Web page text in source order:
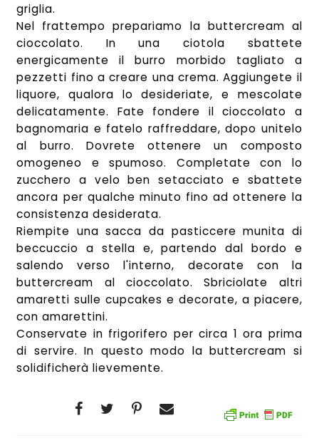
griglia.
Nel frattempo prepariamo la buttercream al
cioccolato. In una ciotola sbattete
energicamente il burro morbido tagliato a
pezzetti fino a creare una crema. Aggiungete il
liquore, qualora lo desideriate, e mescolate
delicatamente. Fate fondere il cioccolato a
bagnomaria e fatelo raffreddare, dopo unitelo
al burro. Dovrete ottenere un composto
omogeneo e spumoso. Completate con lo
zucchero a velo ben setacciato e sbattete
ancora per qualche minuto fino ad ottenere la
consistenza desiderata.
Riempite una sacca da pasticcere munita di
beccuccio a stella e, partendo dal bordo e
salendo verso l'interno, decorate con la
buttercream al cioccolato. Sbriciolate altri
amaretti sulle cupcakes e decorate, a piacere,
con amarettini.
Conservate in frigorifero per circa 1 ora prima
di servire. In questo modo la buttercream si
solidificherà lievemente.